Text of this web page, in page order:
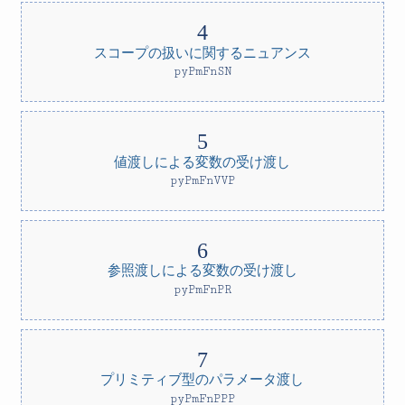
スコープの扱いに関するニュアンス
pyPmFnSN
値渡しによる変数の受け渡し
pyPmFnVVP
参照渡しによる変数の受け渡し
pyPmFnPR
プリミティブ型のパラメータ渡し
pyPmFnPPP